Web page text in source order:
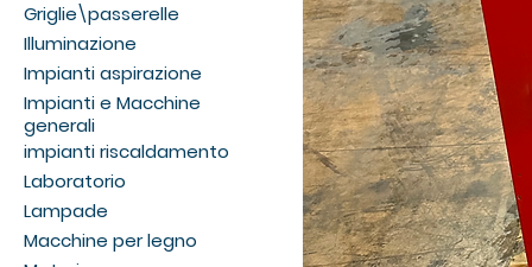
Griglie\passerelle
Illuminazione
Impianti aspirazione
Impianti e Macchine
generali
impianti riscaldamento
Laboratorio
Lampade
Macchine per legno